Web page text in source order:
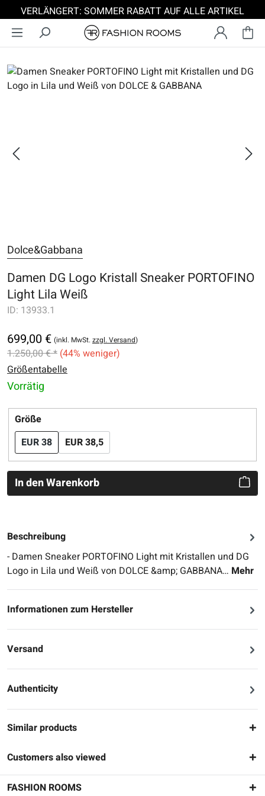
Zum Hauptinhalt springen
VERLÄNGERT: SOMMER RABATT AUF ALLE ARTIKEL
Bildergalerie überspringen
Dolce&Gabbana
Damen DG Logo Kristall Sneaker PORTOFINO
Light Lila Weiß
ID: 13933.1
699,00 € (inkl. MwSt.zzgl. Versand)
1.250,00 € * (44% weniger)
Größentabelle
Vorrätig
Größeauswählen
EUR 38
EUR 38,5
In den Warenkorb
Beschreibung
- Damen Sneaker PORTOFINO Light mit Kristallen und DG
Logo in Lila und Weiß von DOLCE &amp; GABBANA… Mehr
Informationen zum Hersteller
Versand
Authenticity
Similar products
Customers also viewed
FASHION ROOMS